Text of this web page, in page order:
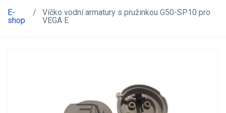
E-
shop
/
Víčko vodní armatury s pružinkou G50-SP10 pro
VEGA E